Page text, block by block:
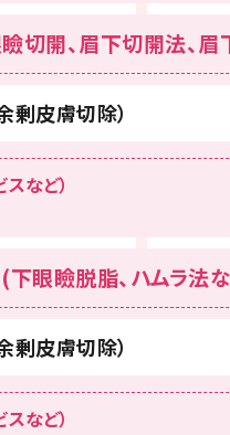
開、眉下切開法、眉
剰皮膚切除）
など）
下眼瞼脱脂、ハムラ法
剰皮膚切除）
など）